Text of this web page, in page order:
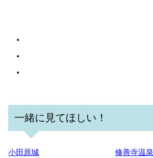
一緒に見てほしい！
小田原城
修善寺温泉